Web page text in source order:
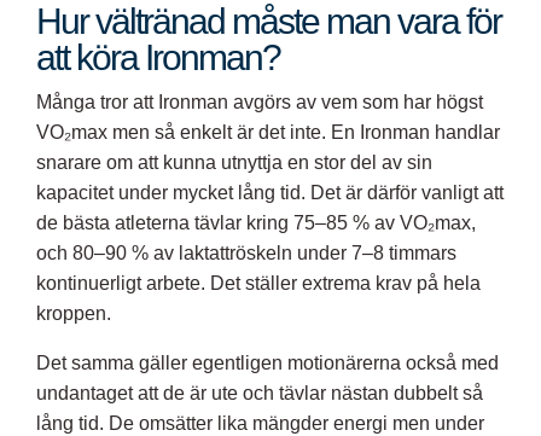
Hur vältränad måste man vara för
att köra Ironman?
Många tror att Ironman avgörs av vem som har högst
VO₂max men så enkelt är det inte. En Ironman handlar
snarare om att kunna utnyttja en stor del av sin
kapacitet under mycket lång tid. Det är därför vanligt att
de bästa atleterna tävlar kring 75–85 % av VO₂max,
och 80–90 % av laktattröskeln under 7–8 timmars
kontinuerligt arbete. Det ställer extrema krav på hela
kroppen.
Det samma gäller egentligen motionärerna också med
undantaget att de är ute och tävlar nästan dubbelt så
lång tid. De omsätter lika mängder energi men under